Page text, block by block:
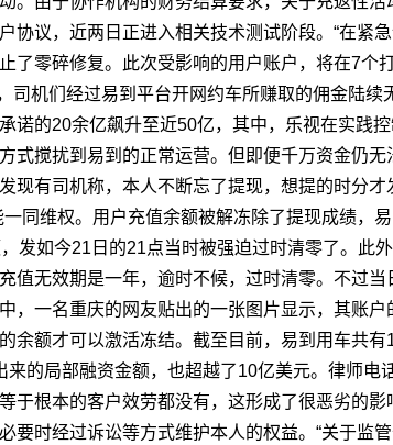
协议，近两日正进入相关技术测试阶段。“在紧
了零碎修复。此次受影响的用户账户，将在7个
司机们经过易到平台开网约车所赚取的佣金陆
诺的20余亿飙升至近50亿，其中，乐视在实践
式搅扰到易到的正常运营。但即便千万资金仍
现有司机称，本人不断忘了提现，想提的时分
同维权。用户充值余额被解冻除了提现成绩，
发如今21日的21点当时被强迫过时清零了。此
值无效期是一年，逾时不候，过时清零。不过
，一名重庆的网友贴出的一张图片显示，其账
余额才可以激活冻结。截至目前，易到用车共
的局部融资金额，也超越了10亿美元。律师
于根本的客户效劳都没有，这形成了很恶劣的
要时经过诉讼等方式维护本人的权益。“关于监